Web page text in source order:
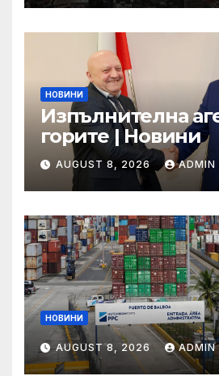
отговорност” на
включително по
групи, към
НОВИНИ
Изпълнителна
горите | Новини
AUGUST 8, 2026 ADMIN
НОВИНИ
AUGUST 8, 2026 ADMIN